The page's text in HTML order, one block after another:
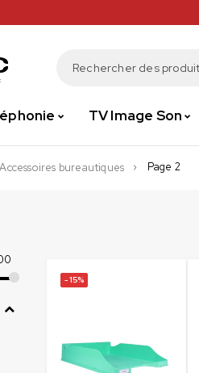
TV Image Son
Accessoires bureautiques Page 2
-15%